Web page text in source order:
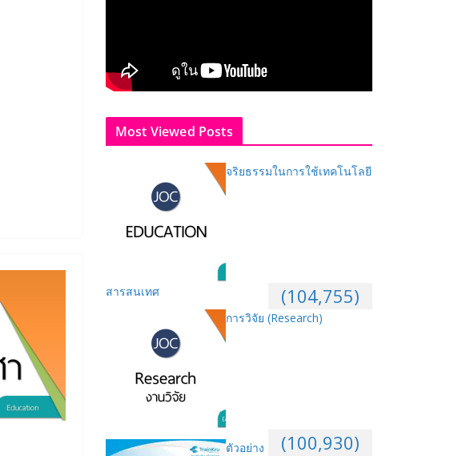
Most Viewed Posts
จริยธรรมในการใช้เทคโนโลยี
สารสนเทศ (104,755)
การวิจัย (Research)
(100,930)
ตัวอย่าง